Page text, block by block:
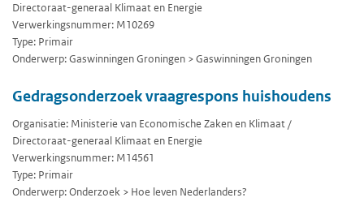
Directoraat-generaal Klimaat en Energie
Verwerkingsnummer: M10269
Type: Primair
Onderwerp: Gaswinningen Groningen > Gaswinningen Groningen
Gedragsonderzoek vraagrespons huishoudens
Organisatie: Ministerie van Economische Zaken en Klimaat /
Directoraat-generaal Klimaat en Energie
Verwerkingsnummer: M14561
Type: Primair
Onderwerp: Onderzoek > Hoe leven Nederlanders?